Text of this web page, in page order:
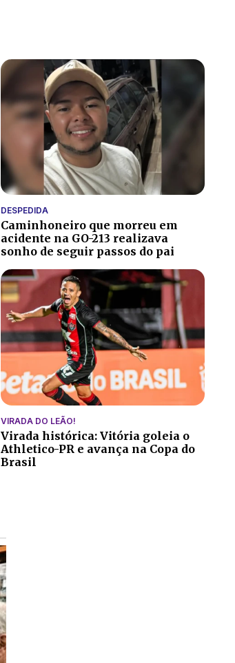
DESPEDIDA
Caminhoneiro que morreu em
acidente na GO-213 realizava
sonho de seguir passos do pai
VIRADA DO LEÃO!
Virada histórica: Vitória goleia o
Athletico-PR e avança na Copa do
Brasil